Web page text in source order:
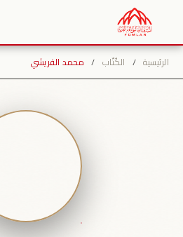
المحتوى
الرئيسية / الكُتّاب / محمد القريشي